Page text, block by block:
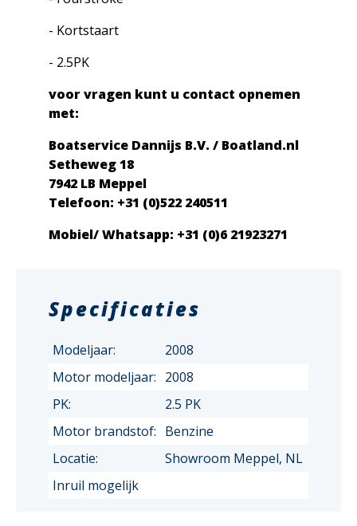
- Kortstaart
- 2.5PK
voor vragen kunt u contact opnemen
met:
Boatservice Dannijs B.V. / Boatland.nl
Setheweg 18
7942 LB Meppel
Telefoon: +31 (0)522 240511
Mobiel/ Whatsapp: +31 (0)6 21923271
Specificaties
Modeljaar:
2008
Motor modeljaar: 2008
PK:
2.5 PK
Motor brandstof: Benzine
Locatie:
Showroom Meppel, NL
Inruil mogelijk